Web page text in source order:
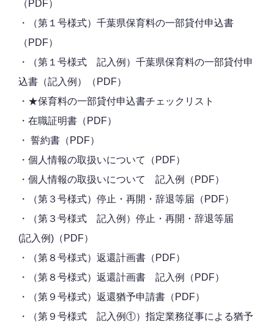
（PDF）
・
（第１号様式）千葉県保育料の一部貸付申込書
（PDF）
・
（第１号様式 記入例）千葉県保育料の一部貸付申
込書（記入例）（PDF）
・ ★保育料の一部貸付申込書チェックリスト
・ 在職証明書（PDF）
・ 誓約書（PDF）
・ 個人情報の取扱いについて（PDF）
・ 個人情報の取扱いについて 記入例（PDF）
・
（第３号様式）停止・再開・辞退等届（PDF）
・
（第３号様式 記入例）停止・再開・辞退等届
(記入例)（PDF）
・
（第８号様式）返還計画書（PDF）
・
（第８号様式）返還計画書 記入例（PDF）
・
（第９号様式）返還猶予申請書（PDF）
・
（第９号様式 記入例①）指定業務従事による猶予